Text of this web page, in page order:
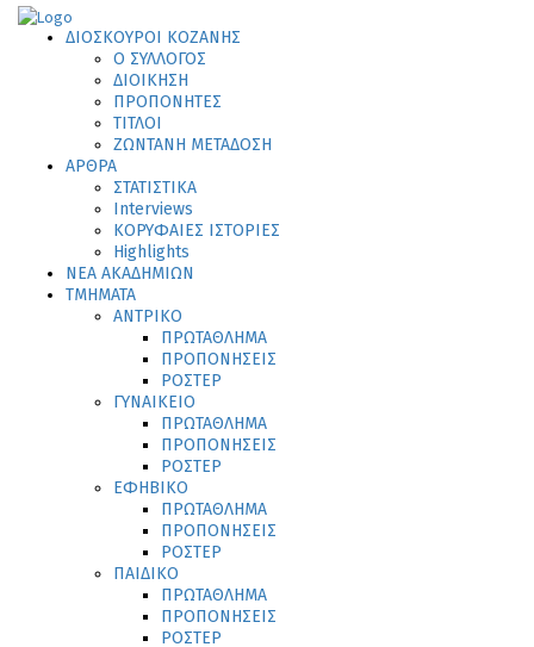
ΔΙΟΣΚΟΥΡΟΙ ΚΟΖΑΝΗΣ
Ο ΣΥΛΛΟΓΟΣ
ΔΙΟΙΚΗΣΗ
ΠΡΟΠΟΝΗΤΕΣ
ΤΙΤΛΟΙ
ΖΩΝΤΑΝΗ ΜΕΤΑΔΟΣΗ
ΑΡΘΡΑ
ΣΤΑΤΙΣΤΙΚΑ
Interviews
ΚΟΡΥΦΑΙΕΣ ΙΣΤΟΡΙΕΣ
Highlights
ΝΕΑ ΑΚΑΔΗΜΙΩΝ
ΤΜΗΜΑΤΑ
ΑΝΤΡΙΚΟ
ΠΡΩΤΑΘΛΗΜΑ
ΠΡΟΠΟΝΗΣΕΙΣ
ΡΟΣΤΕΡ
ΓΥΝΑΙΚΕΙΟ
ΠΡΩΤΑΘΛΗΜΑ
ΠΡΟΠΟΝΗΣΕΙΣ
ΡΟΣΤΕΡ
ΕΦΗΒΙΚΟ
ΠΡΩΤΑΘΛΗΜΑ
ΠΡΟΠΟΝΗΣΕΙΣ
ΡΟΣΤΕΡ
ΠΑΙΔΙΚΟ
ΠΡΩΤΑΘΛΗΜΑ
ΠΡΟΠΟΝΗΣΕΙΣ
ΡΟΣΤΕΡ